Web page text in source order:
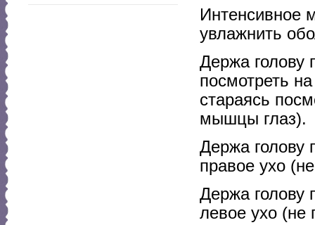
Интенсивное
увлажнить
Держа голову
посмотреть
стараясь
мышцы глаз).
Держа голову
правое ухо
Держа голову
левое ухо (не